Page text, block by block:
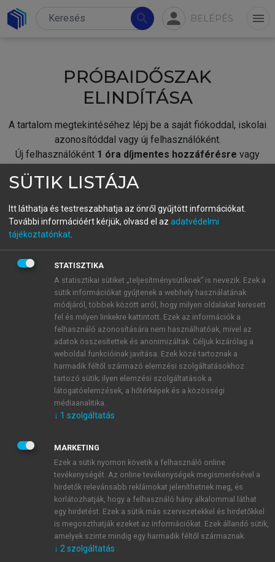
search person BELÉPÉS menu
PRÓBAIDŐSZAK
ELINDÍTÁSA
A tartalom megtekintéséhez lépj be a saját fiókoddal, iskolai
azonosítóddal vagy új felhasználóként.
Új felhasználóként 1 óra díjmentes hozzáférésre vagy
fiókoddal,vagy hozz létre új fiókot.
A regisztráció után apróbaidőszakautomatikusan
BELÉPÉS SAJÁT FIÓKKAL
ÚJ FIÓK LÉTREHOZÁSA
1 óra díjmentes hozzáférés
E-MAIL-CÍM
JELSZÓ
JELSZÓ ÚJRA
Kérek értesítést a MeRSZ újdonságairól, akcióiról.
Kérek értesítést az Akadémiai Kiadó Zrt. újdonságairól,
SÜTIK LISTÁJA
Itt láthatja és testreszabhatja az önről gyűjtött információkat.
További információért kérjük, olvasd el az adatvédelmi
tájékoztatónkat
STATISZTIKA
A statisztikai sütiket „teljesítménysütiknek” is nevezik. Ezek a
sütik információkat gyűjtenek a webhely használatának
módjáról, többek között arról, hogy milyen oldalakat keresett
fel és milyen linkekre kattintott. Ezek az információk a
felhasználó azonosítására nem használhatóak, mivel az
adatok összesítettek és anonimizáltak. Céljuk kizárólag a
weboldal funkcióinak javítása. Ezek közé tartoznak a
harmadik féltől származó elemzési szolgáltatásokhoz
tartozó sütik; ilyen elemzési szolgáltatások a
látogatóelemzések, a hőtérképek és a közösségi
médiaanalitika.
↓ 1 szolgáltatás
MARKETING
Ezek a sütik nyomon követik a felhasználó online
tevékenységét. Az online tevékenységek megismerésével a
hirdetők relevánsabb reklámokat jeleníthetnek meg, és
korlátozhatják, hogy a felhasználó hány alkalommal láthat
egy hirdetést. Ezek a sütik más szervezetekkel és hirdetőkkel
is megoszthatják ezeket az információkat. Ezek állandó sütik,
amelyek szinte mindig egy harmadik féltől származnak.
↓ 2 szolgáltatás